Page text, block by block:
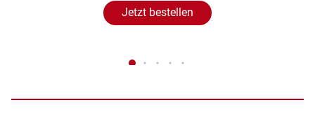
Jetzt bestellen